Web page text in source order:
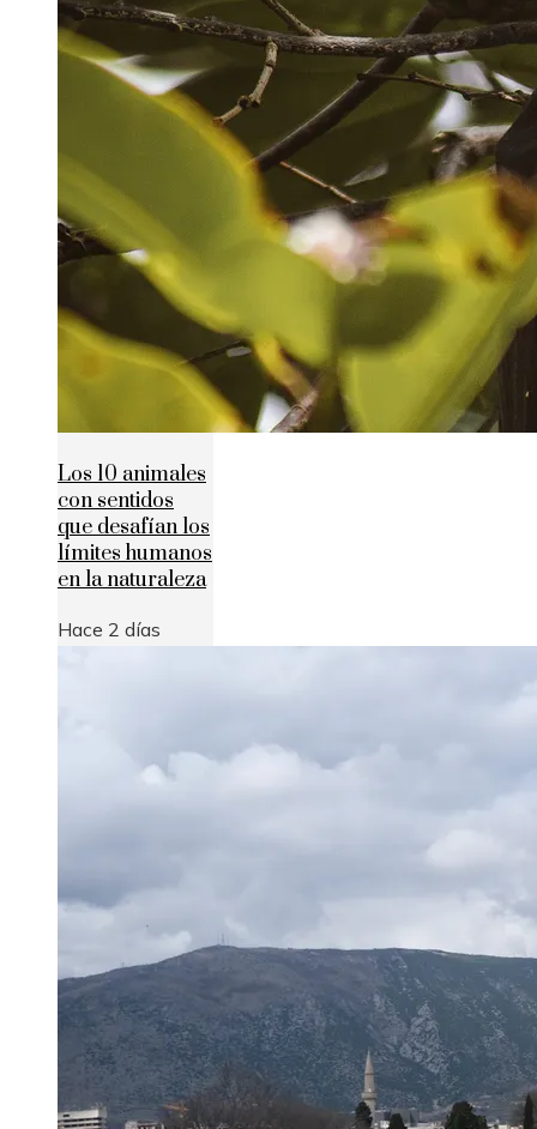
Los 10 animales
con sentidos
que desafían los
límites humanos
en la naturaleza
Hace 2 días